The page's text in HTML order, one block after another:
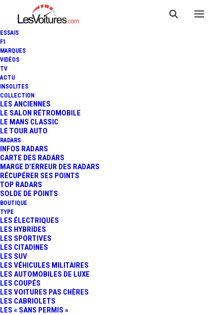
ESSAIS
F1
MARQUES
VIDÉOS
TV
ACTU
INSOLITES
COLLECTION
LES ANCIENNES
LE SALON RÉTROMOBILE
LE MANS CLASSIC
LE TOUR AUTO
RADARS
INFOS RADARS
CARTE DES RADARS
MARGE D’ERREUR DES RADARS
RÉCUPÉRER SES POINTS
TOP RADARS
SOLDE DE POINTS
BOUTIQUE
TYPE
LES ÉLECTRIQUES
LES HYBRIDES
LES SPORTIVES
LES CITADINES
LES SUV
LES VÉHICULES MILITAIRES
LES AUTOMOBILES DE LUXE
LES COUPÉS
LES VOITURES PAS CHÈRES
LES CABRIOLETS
LES « SANS PERMIS »
AUDI TT : UNE SÉRIE LIMITÉE
ANNIVERSAIRE "20 YEARS"
2 Minutes